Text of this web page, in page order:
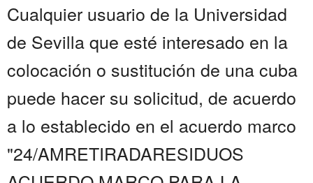
Cualquier usuario de la Universidad
de Sevilla que esté interesado en la
colocación o sustitución de una cuba
puede hacer su solicitud, de acuerdo
a lo establecido en el acuerdo marco
"24/AMRETIRADARESIDUOS